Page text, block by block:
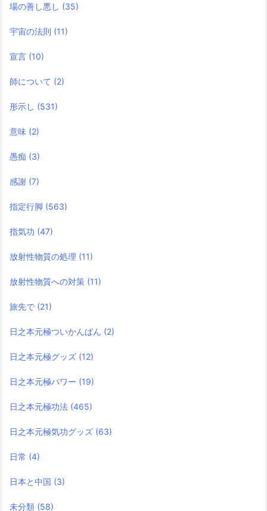
場の善し悪し (35)
宇宙の法則 (11)
宣言 (10)
師について (2)
形示し (531)
意味 (2)
愚痴 (3)
感謝 (7)
指定行脚 (563)
指気功 (47)
放射性物質の処理 (11)
放射性物質への対策 (11)
旅先で (21)
日之本元極ついかんばん (2)
日之本元極グッズ (12)
日之本元極パワー (19)
日之本元極功法 (465)
日之本元極気功グッズ (63)
日常 (4)
日本と中国 (3)
未分類 (58)